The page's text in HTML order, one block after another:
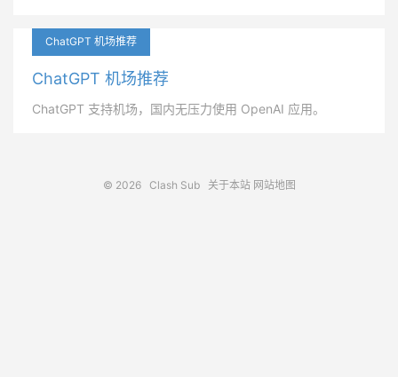
ChatGPT 机场推荐
ChatGPT 机场推荐
ChatGPT 支持机场，国内无压力使用 OpenAI 应用。
© 2026 Clash Sub 关于本站 网站地图